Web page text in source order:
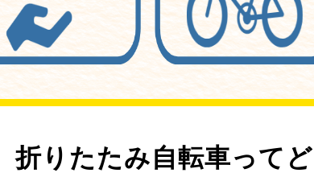
折りたたみ自転車って